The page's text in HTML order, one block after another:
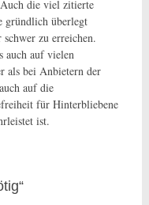
die viel zitierte
gründlich überlegt
zu erreichen.
auch auf vielen
als bei Anbietern der
auf die
für Hinterbliebene
ist.